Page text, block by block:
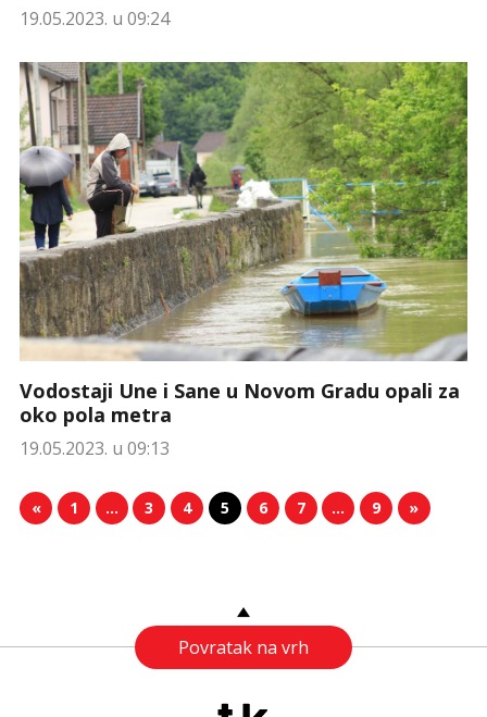
19.05.2023. u 09:24
Vodostaji Une i Sane u Novom Gradu opali za
oko pola metra
19.05.2023. u 09:13
« 1 … 3 4 5 6 7 … 9 »
Povratak na vrh